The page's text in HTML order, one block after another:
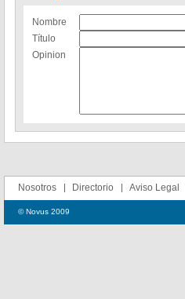
Nombre
Título
Opinion
Nosotros Directorio Aviso Legal
© Novus 2009